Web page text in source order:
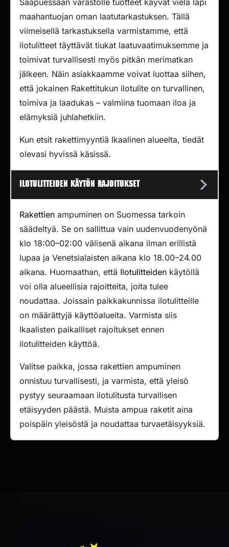
Saapuessaan varastolle tuotteet käyvät vielä läpi
maahantuojan oman laatutarkastuksen. Tällä
viimeisellä tarkastuksella varmistamme, että
ilotulitteet täyttävät tiukat laatuvaatimuksemme ja
toimivat turvallisesti myös pitkän merimatkan
jälkeen. Näin asiakkaamme voivat luottaa siihen,
että jokainen Rakettitukun ilotulite on turvallinen,
toimiva ja laadukas – valmiina tuomaan iloa ja
elämyksiä juhlahetkiin.
Kun etsit rakettimyyntiä Ikaalinen alueelta, tiedät
olevasi hyvissä käsissä.
Ilotulitteiden käytön rajoitukset
Rakettien ampuminen on Suomessa tarkoin
säädeltyä. Se on sallittua vain uudenvuodenyönä
klo 18:00–02:00 välisenä aikana ilman erillistä
lupaa ja Venetsialaisten aikana klo 18.00–24.00
aikana. Huomaathan, että Ilotulitteiden käytöllä
voi olla alueellisia rajoitteita, joita tulee
noudattaa. Joissain paikkakunnissa ilotulitteille
on määrättyjä käyttöalueita. Varmista siis
Ikaalisten paikalliset rajoitukset ennen
ilotulitteiden käyttöä.
Valitse paikka, jossa rakettien ampuminen
onnistuu turvallisesti, ja varmista, että yleisö
pystyy seuraamaan ilotulitusta turvallisen
etäisyyden päästä. Muista ampua raketit aina
poispäin yleisöstä ja noudattaa turvaetäisyyksiä.